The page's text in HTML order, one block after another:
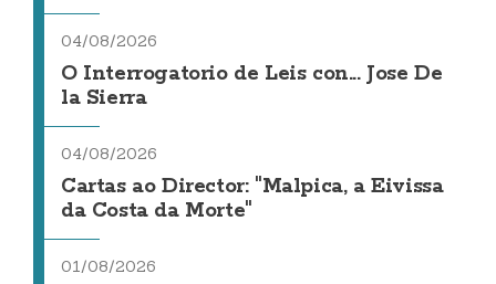
04/08/2026
O Interrogatorio de Leis con... Jose De
la Sierra
04/08/2026
Cartas ao Director: "Malpica, a Eivissa
da Costa da Morte"
01/08/2026